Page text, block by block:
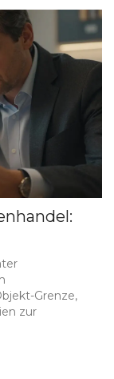
Grenze,
zur